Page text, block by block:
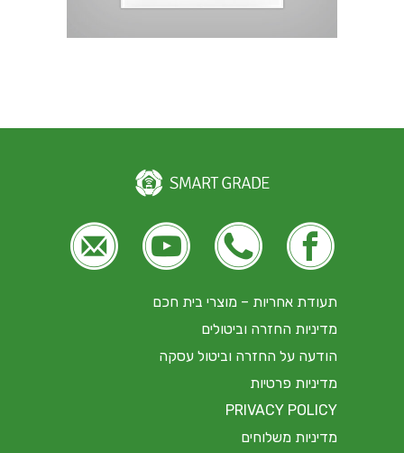

   
תעודת אחריות – מוצרי בית חכם
מדיניות החזרה וביטולים
הודעה על החזרה וביטול עסקה
מדיניות פרטיות
PRIVACY POLICY
מדיניות משלוחים